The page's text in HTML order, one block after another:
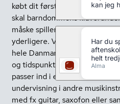
købt dit første klaver og aldrig
skal barndommens
måske spiller du allerede og
yderligere. Vi tilbyder over
hele Danmark. Holdene ligger
og tidspunkter, så du nemt
passer ind i en travl hverdag.
undervisning i andre
med fx guitar, saxofon eller